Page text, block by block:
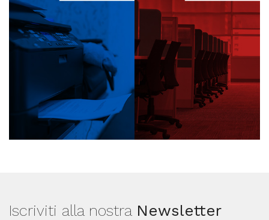
Iscriviti alla nostra Newsletter